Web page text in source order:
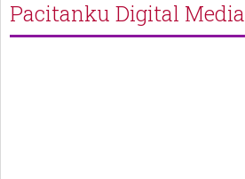
Pacitanku Digital Media